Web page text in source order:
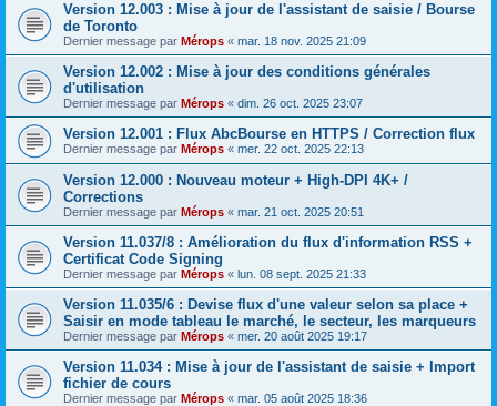
Version 12.003 : Mise à jour de l'assistant de saisie / Bourse
de Toronto
Dernier message par Mérops « mar. 18 nov. 2025 21:09
Version 12.002 : Mise à jour des conditions générales
d'utilisation
Dernier message par Mérops « dim. 26 oct. 2025 23:07
Version 12.001 : Flux AbcBourse en HTTPS / Correction flux
Dernier message par Mérops « mer. 22 oct. 2025 22:13
Version 12.000 : Nouveau moteur + High-DPI 4K+ /
Corrections
Dernier message par Mérops « mar. 21 oct. 2025 20:51
Version 11.037/8 : Amélioration du flux d'information RSS +
Certificat Code Signing
Dernier message par Mérops « lun. 08 sept. 2025 21:33
Version 11.035/6 : Devise flux d'une valeur selon sa place +
Saisir en mode tableau le marché, le secteur, les marqueurs
Dernier message par Mérops « mer. 20 août 2025 19:17
Version 11.034 : Mise à jour de l'assistant de saisie + Import
fichier de cours
Dernier message par Mérops « mar. 05 août 2025 18:36